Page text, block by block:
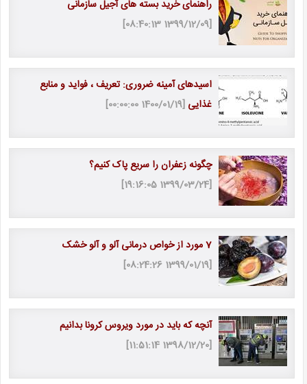
راهنمای خرید بسته های آجیل سازمانی
[1399/12/09 08:40:13]
اسیدهای آمینه ضروری: تعریف ، فواید و منابع
غذایی [1400/01/19 00:00:00]
چگونه زعفران را سریع پاک کنیم؟
[1399/03/24 19:16:05]
7 مورد از خواص درمانی آلو و آلو خشک
[1399/01/19 08:24:26]
آنچه که باید در مورد ویروس کرونا بدانیم
[1398/12/20 11:51:14]